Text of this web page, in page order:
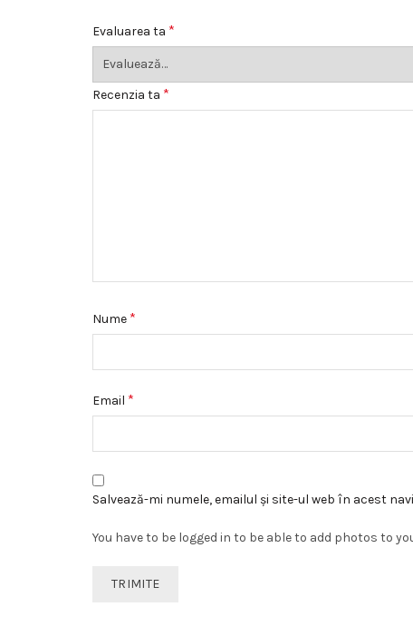
Evaluarea ta *
Recenzia ta *
Nume *
Email *
Salvează-mi numele, emailul și site-ul web în acest
You have to be logged in to be able to add photos to